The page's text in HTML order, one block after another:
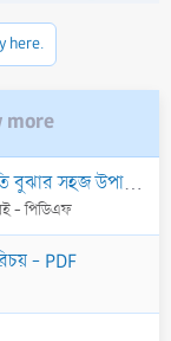
here.
more
সহজ উপায় - PDF
- পিডিএফ
- PDF